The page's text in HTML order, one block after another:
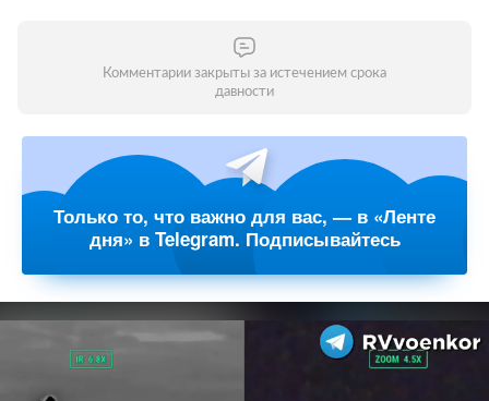
Комментарии закрыты за истечением срока
давности
Только то, что важно для вас, — в «Ленте
дня» в Telegram. Подписывайтесь